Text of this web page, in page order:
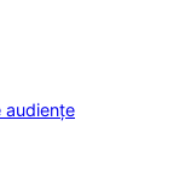
audiențe